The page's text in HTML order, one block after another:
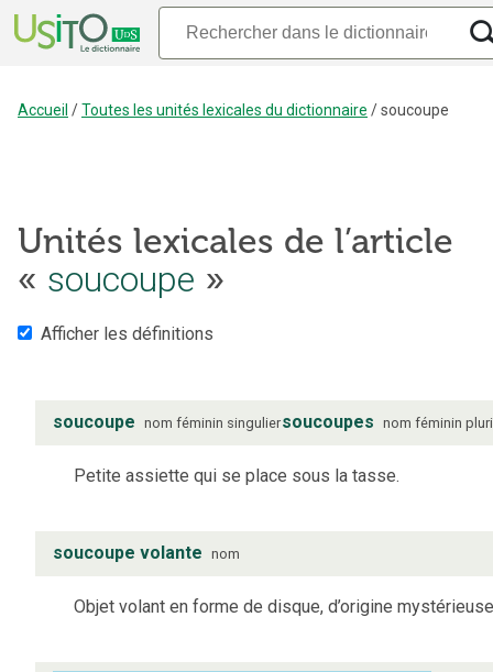
Accueil /Toutes les unités lexicales du dictionnaire /soucoupe
Unités lexicales de l’article
« soucoupe »
Afficher les définitions
soucoupe nom féminin singuliersoucoupes nom féminin
Petite assiette qui se place sous la tasse.
soucoupe volante nom
Objet volant en forme de disque, d’origine